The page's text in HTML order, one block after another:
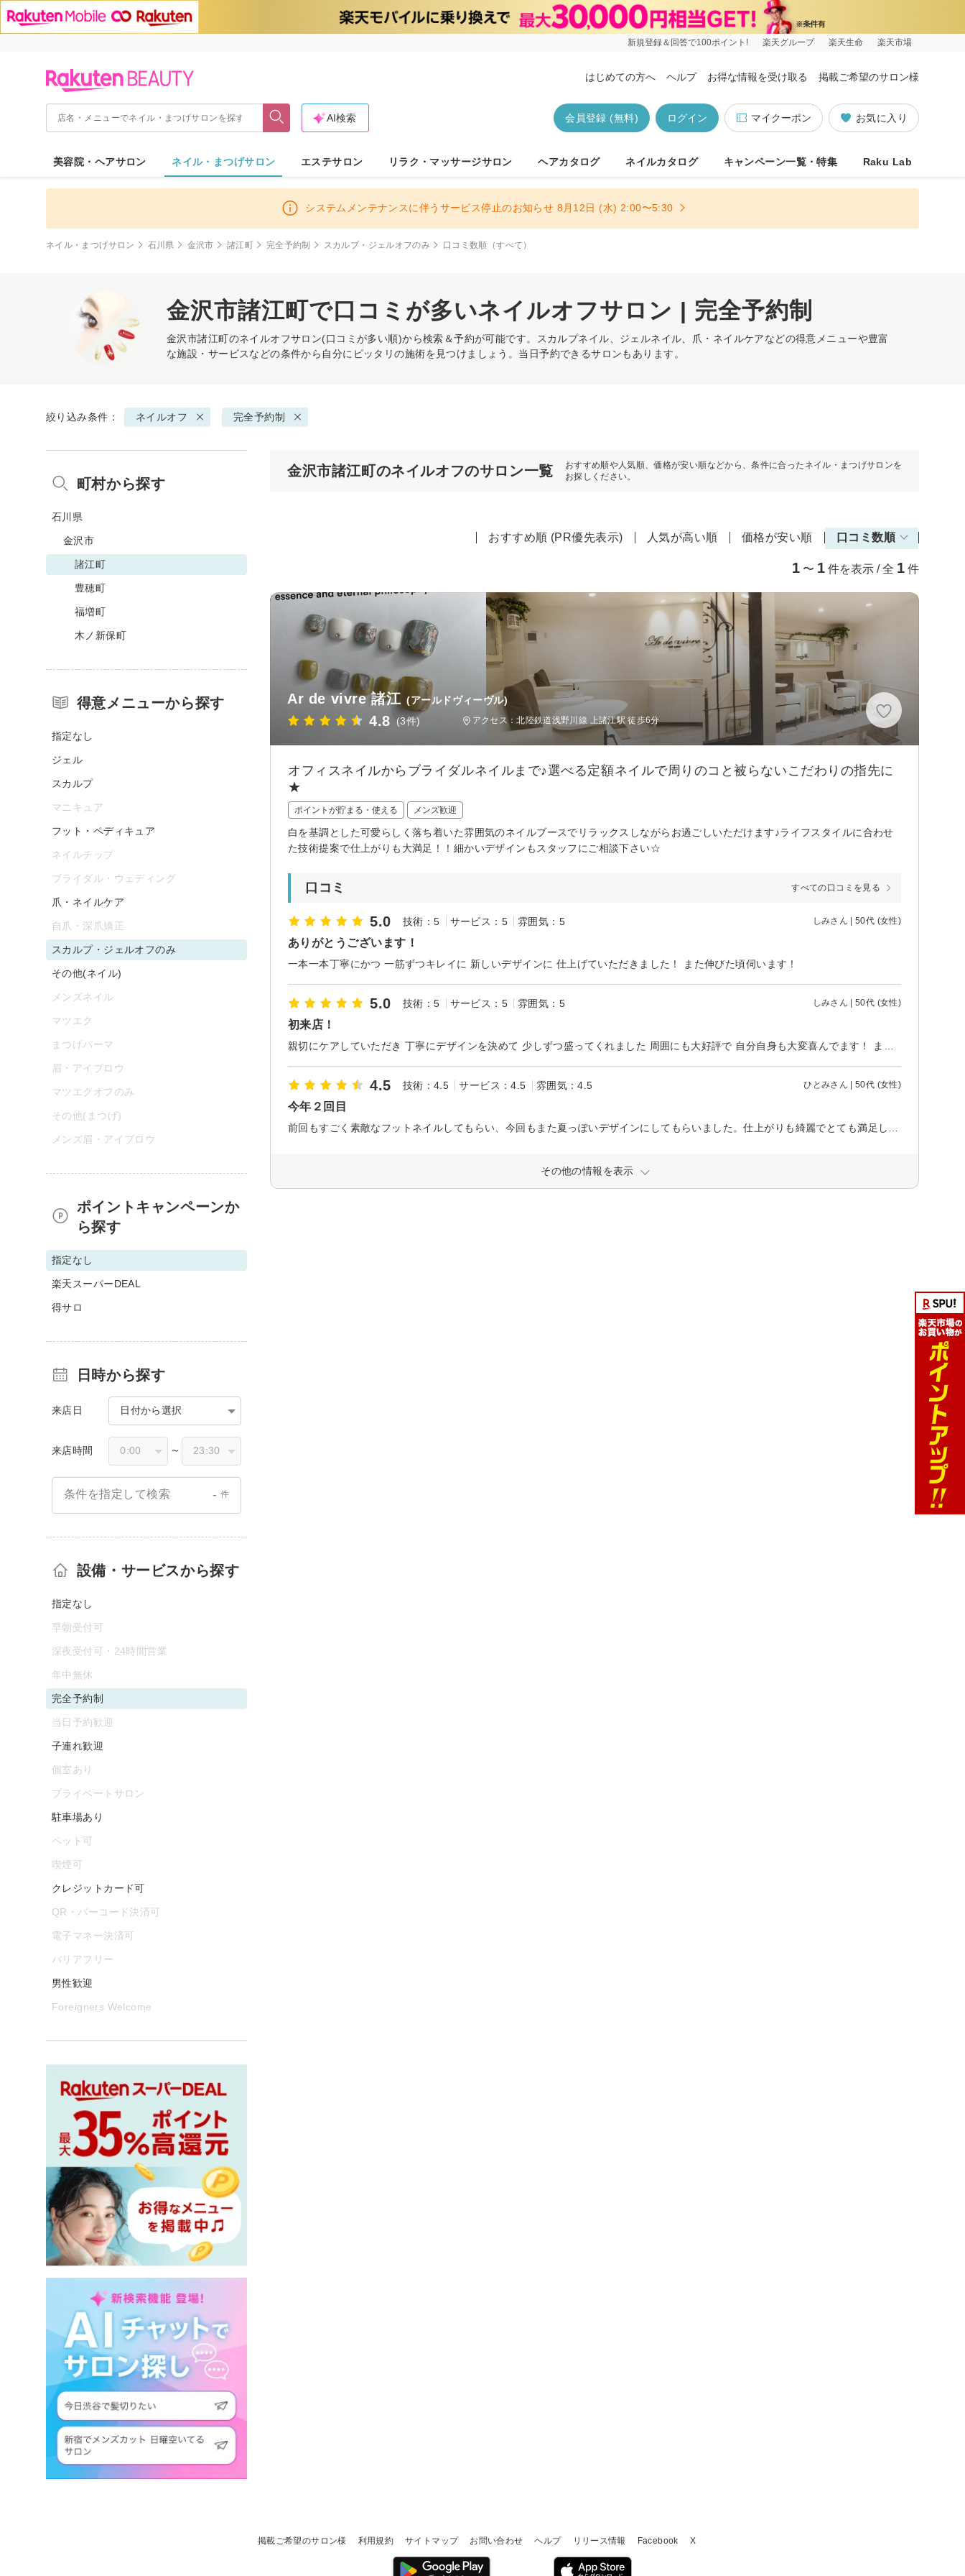
新規登録＆回答で100ポイント! 楽天グループ 楽天生命 楽天市場
はじめての方へ ヘルプ お得な情報を受け取る 掲載ご希望のサロン様
お気に入り
マイクーポン
ログイン
会員登録 (無料)
AI検索
美容院・ヘアサロン ネイル・まつげサロン エステサロン リラク・マッサージサロン ヘアカタログ ネイルカタログ キャンペーン一覧・特集 Raku Lab
システムメンテナンスに伴うサービス停止のお知らせ 8月12日 (水) 2:00〜5:30
ネイル・まつげサロン 石川県 金沢市 諸江町 完全予約制 スカルプ・ジェルオフのみ 口コミ数順（すべて）
金沢市諸江町で口コミが多いネイルオフサロン | 完全予約制
金沢市諸江町のネイルオフサロン(口コミが多い順)から検索＆予約が可能です。スカルプネイル、ジェルネイル、爪・ネイルケアなどの得意メニューや豊富
な施設・サービスなどの条件から自分にピッタリの施術を見つけましょう。当日予約できるサロンもあります。
絞り込み条件： ネイルオフ 完全予約制
金沢市諸江町のネイルオフのサロン一覧
おすすめ順や人気順、価格が安い順などから、条件に合ったネイル・まつげサロンを
お探しください。
おすすめ順 (PR優先表示) 人気が高い順 価格が安い順 口コミ数順
1 〜 1 件を表示 / 全 1 件
Ar de vivre 諸江 (アールドヴィーヴル)
4.8 (3件) アクセス：北陸鉄道浅野川線 上諸江駅 徒歩6分
オフィスネイルからブライダルネイルまで♪選べる定額ネイルで周りのコと被らないこだわりの指先に
★
ポイントが貯まる・使える メンズ歓迎
白を基調とした可愛らしく落ち着いた雰囲気のネイルブースでリラックスしながらお過ごしいただけます♪ライフスタイルに合わせ
た技術提案で仕上がりも大満足！！細かいデザインもスタッフにご相談下さい☆
口コミ すべての口コミを見る
5.0 技術：5 サービス：5 雰囲気：5 しみさん | 50代 (女性)
ありがとうございます！
一本一本丁寧にかつ 一筋ずつキレイに 新しいデザインに 仕上げていただきました！ また伸びた頃伺います！
5.0 技術：5 サービス：5 雰囲気：5 しみさん | 50代 (女性)
初来店！
4.5 技術：4.5 サービス：4.5 雰囲気：4.5 ひとみさん | 50代 (女性)
今年２回目
その他の情報を表示
町村から探す
石川県
金沢市
諸江町
豊穂町
福増町
木ノ新保町
得意メニューから探す
指定なし
ジェル
スカルプ
マニキュア
フット・ペディキュア
ネイルチップ
ブライダル・ウェディング
爪・ネイルケア
自爪・深爪矯正
スカルプ・ジェルオフのみ
その他(ネイル)
メンズネイル
マツエク
まつげパーマ
眉・アイブロウ
マツエクオフのみ
その他(まつげ)
メンズ眉・アイブロウ
ポイントキャンペーンか
ら探す
指定なし
楽天スーパーDEAL
得サロ
日時から探す
来店日 日付から選択
来店時間 〜
条件を指定して検索 - 件
設備・サービスから探す
指定なし
早朝受付可
深夜受付可・24時間営業
年中無休
完全予約制
当日予約歓迎
子連れ歓迎
個室あり
プライベートサロン
駐車場あり
ペット可
喫煙可
クレジットカード可
QR・バーコード決済可
電子マネー決済可
バリアフリー
男性歓迎
Foreigners Welcome
掲載ご希望のサロン様 利用規約 サイトマップ お問い合わせ ヘルプ リリース情報 Facebook X